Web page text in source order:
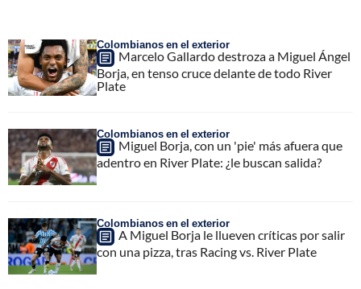
Colombianos en el exterior
Marcelo Gallardo destroza a Miguel Ángel
Borja, en tenso cruce delante de todo River
Plate
Colombianos en el exterior
Miguel Borja, con un 'pie' más afuera que
adentro en River Plate: ¿le buscan salida?
Colombianos en el exterior
A Miguel Borja le llueven críticas por salir
con una pizza, tras Racing vs. River Plate